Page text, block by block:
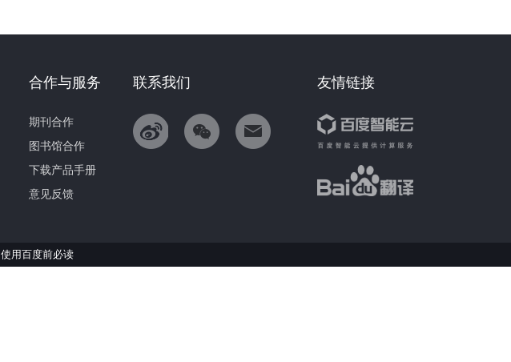
友情链接
联系我们
合作与服务
期刊合作
图书馆合作
下载产品手册
意见反馈
使用百度前必读